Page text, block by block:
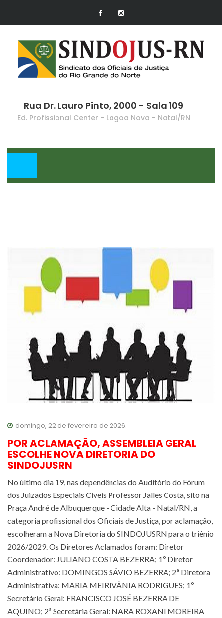
Rua Dr. Lauro Pinto, 2000 - Sala 109
Ed. Profissional Center - Lagoa Nova - Natal/RN
domingo, 22 de fevereiro de 2026.
POR ACLAMAÇÃO, ASSEMBLEIA GERAL
ESCOLHE NOVA DIRETORIA DO
SINDOJUSRN
No último dia 19, nas dependências do Auditório do Fórum
dos Juizados Especiais Cíveis Professor Jalles Costa, sito na
Praça André de Albuquerque - Cidade Alta - Natal/RN, a
categoria profissional dos Oficiais de Justiça, por aclamação,
escolheram a Nova Diretoria do SINDOJUSRN para o triênio
2026/2029. Os Diretores Aclamados foram: Diretor
Coordenador: JULIANO COSTA BEZERRA; 1º Diretor
Administrativo: DOMINGOS SÁVIO BEZERRA; 2ª Diretora
Administrativa: MARIA MEIRIVÂNIA RODRIGUES; 1º
Secretário Geral: FRANCISCO JOSÉ BEZERRA DE
AQUINO; 2ª Secretária Geral: NARA ROXANI MOREIRA